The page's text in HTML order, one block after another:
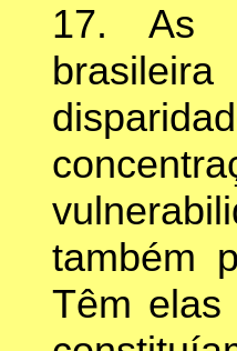
17. As
também
Têm elas